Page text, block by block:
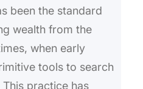
been the standard
wealth from the
when early
tools to search
practice has